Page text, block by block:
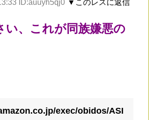
ID:auuyh5qj0 ▼このレスに返信
い、これが同族嫌悪の
exec/obidos/ASI